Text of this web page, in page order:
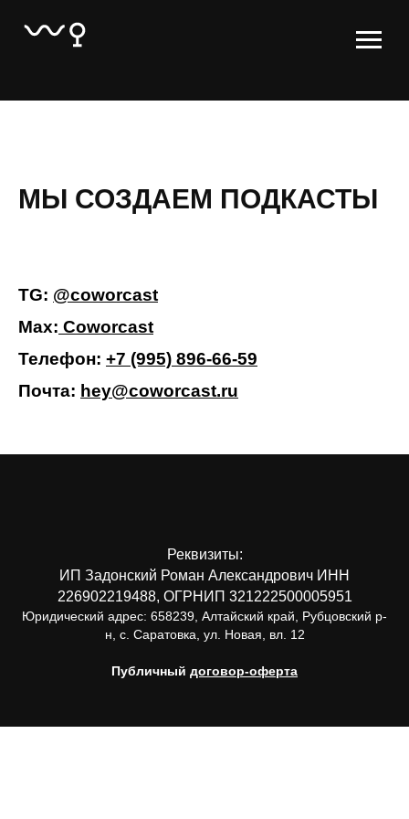
МЫ СОЗДАЕМ ПОДКАСТЫ
TG: @coworcast
Max: Coworcast
Телефон: +7 (995) 896-66-59
Почта: hey@coworcast.ru
Реквизиты:
ИП Задонский Роман Александрович ИНН
226902219488, ОГРНИП 321222500005951
Юридический адрес: 658239, Алтайский край, Рубцовский р-
н, с. Саратовка, ул. Новая, вл. 12
Публичный договор-оферта